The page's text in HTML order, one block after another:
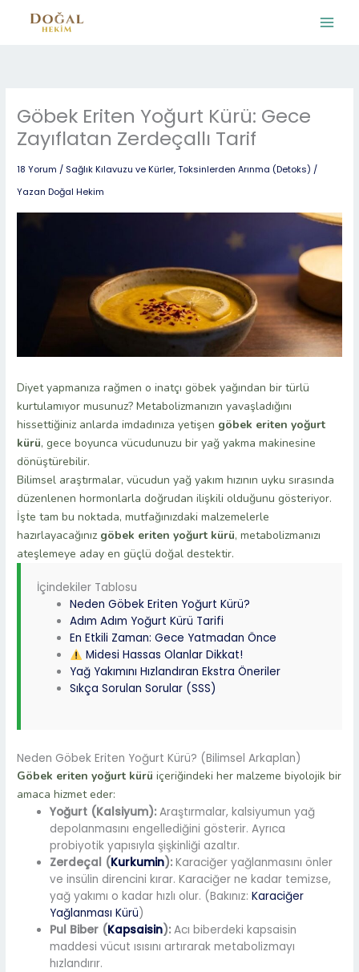
Göbek Eriten Yoğurt Kürü: Gece
Zayıflatan Zerdeçallı Tarif
18 Yorum / Sağlık Kılavuzu ve Kürler,Toksinlerden Arınma (Detoks) /
Yazan Doğal Hekim
Diyet yapmanıza rağmen o inatçı göbek yağından bir türlü
kurtulamıyor musunuz? Metabolizmanızın yavaşladığını
hissettiğiniz anlarda imdadınıza yetişen göbek eriten yoğurt
kürü, gece boyunca vücudunuzu bir yağ yakma makinesine
dönüştürebilir.
Bilimsel araştırmalar, vücudun yağ yakım hızının uyku sırasında
düzenlenen hormonlarla doğrudan ilişkili olduğunu gösteriyor.
İşte tam bu noktada, mutfağınızdaki malzemelerle
hazırlayacağınız göbek eriten yoğurt kürü, metabolizmanızı
ateşlemeye aday en güçlü doğal destektir.
İçindekiler Tablosu
Neden Göbek Eriten Yoğurt Kürü?
Adım Adım Yoğurt Kürü Tarifi
En Etkili Zaman: Gece Yatmadan Önce
Midesi Hassas Olanlar Dikkat!
Yağ Yakımını Hızlandıran Ekstra Öneriler
Sıkça Sorulan Sorular (SSS)
Neden Göbek Eriten Yoğurt Kürü? (Bilimsel Arkaplan)
Göbek eriten yoğurt kürü içeriğindeki her malzeme biyolojik bir
amaca hizmet eder:
Yoğurt (Kalsiyum): Araştırmalar, kalsiyumun yağ
depolanmasını engellediğini gösterir. Ayrıca
probiyotik yapısıyla şişkinliği azaltır.
Zerdeçal (Kurkumin): Karaciğer yağlanmasını önler
ve insülin direncini kırar. Karaciğer ne kadar temizse,
yağ yakımı o kadar hızlı olur. (Bakınız:Karaciğer
Yağlanması Kürü)
Pul Biber (Kapsaisin): Acı biberdeki kapsaisin
maddesi vücut ısısını artırarak metabolizmayı
hızlandırır.